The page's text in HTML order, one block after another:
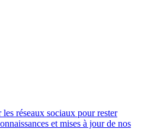
réseaux sociaux pour rester
et mises à jour de nos